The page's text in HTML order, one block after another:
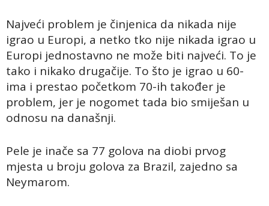
Najveći problem je činjenica da nikada nije
igrao u Europi, a netko tko nije nikada igrao u
Europi jednostavno ne može biti najveći. To je
tako i nikako drugačije. To što je igrao u 60-
ima i prestao početkom 70-ih također je
problem, jer je nogomet tada bio smiješan u
odnosu na današnji.
Pele je inače sa 77 golova na diobi prvog
mjesta u broju golova za Brazil, zajedno sa
Neymarom.